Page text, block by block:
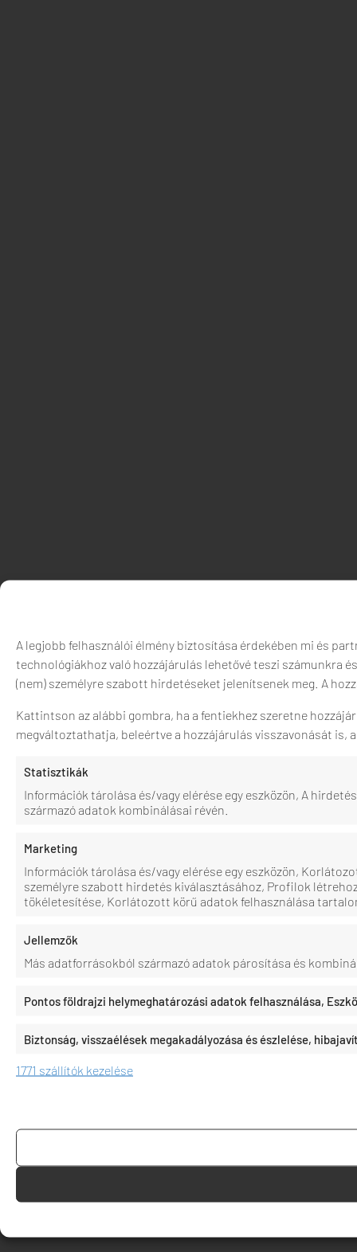
A legjobb felhasználói élmény biztosítása érdekében mi és
technológiákhoz való hozzájárulás lehetővé teszi számunkra
(nem) személyre szabott hirdetéseket jelenítsenek meg. A
Kattintson az alábbi gombra, ha a fentiekhez szeretne
megváltoztathatja, beleértve a hozzájárulás visszavonását is,
Statisztikák
Információk tárolása és/vagy elérése egy eszközön, A
származó adatok kombinálásai révén.
Marketing
Információk tárolása és/vagy elérése egy eszközön,
személyre szabott hirdetés kiválasztásához, Profilok
tökéletesítése, Korlátozott körű adatok felhasználása
Jellemzők
Más adatforrásokból származó adatok párosítása és
Pontos földrajzi helymeghatározási adatok felhasználása,
Biztonság, visszaélések megakadályozása és észlelése,
1771 szállítók kezelése